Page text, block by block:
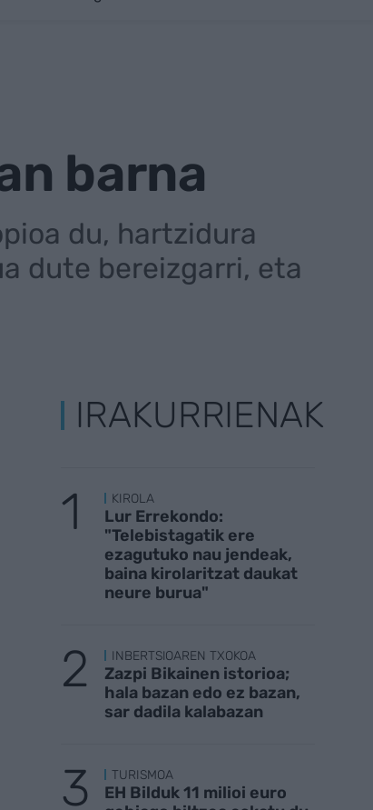
barna
du, hartzidura
dute bereizgarri, eta
IRAKURRIENAK
KIROLA
Lur Errekondo:
"Telebistagatik ere
ezagutuko nau jendeak,
baina kirolaritzat daukat
neure burua"
INBERTSIOAREN TXOKOA
Zazpi Bikainen istorioa;
hala bazan edo ez bazan,
sar dadila kalabazan
TURISMOA
EH Bilduk 11 milioi euro